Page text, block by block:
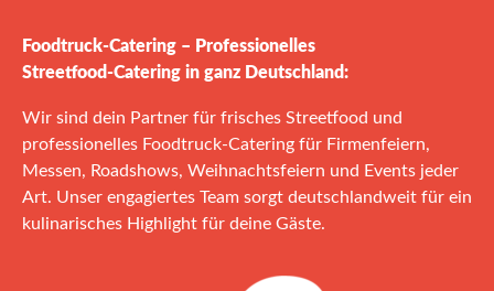
Foodtruck‑Catering – Professionelles
Streetfood‑Catering in ganz Deutschland:
Wir sind dein Partner für frisches Streetfood und
professionelles Foodtruck‑Catering für Firmenfeiern,
Messen, Roadshows, Weihnachtsfeiern und Events jeder
Art. Unser engagiertes Team sorgt deutschlandweit für ein
kulinarisches Highlight für deine Gäste.